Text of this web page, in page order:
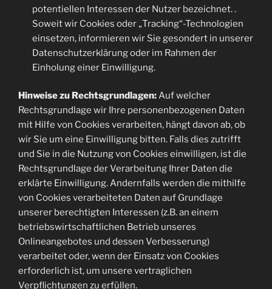
potentiellen Interessen der Nutzer bezeichnet. .
Soweit wir Cookies oder „Tracking“-Technologien
einsetzen, informieren wir Sie gesondert in unserer
Datenschutzerklärung oder im Rahmen der
Einholung einer Einwilligung.
Hinweise zu Rechtsgrundlagen:Auf welcher
Rechtsgrundlage wir Ihre personenbezogenen Daten
mit Hilfe von Cookies verarbeiten, hängt davon ab, ob
wir Sie um eine Einwilligung bitten. Falls dies zutrifft
und Sie in die Nutzung von Cookies einwilligen, ist die
Rechtsgrundlage der Verarbeitung Ihrer Daten die
erklärte Einwilligung. Andernfalls werden die mithilfe
von Cookies verarbeiteten Daten auf Grundlage
unserer berechtigten Interessen (z.B. an einem
betriebswirtschaftlichen Betrieb unseres
Onlineangebotes und dessen Verbesserung)
verarbeitet oder, wenn der Einsatz von Cookies
erforderlich ist, um unsere vertraglichen
Verpflichtungen zu erfüllen.